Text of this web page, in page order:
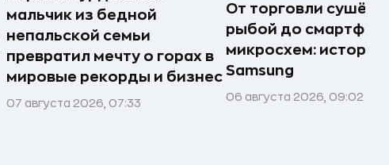
мальчик из бедной
непальской семьи
превратил мечту о горах в
мировые рекорды и бизнес
07 августа 2026, 07:33
От торговли
рыбой до
микросхем: история
Samsung
06 августа 2026, 09:02